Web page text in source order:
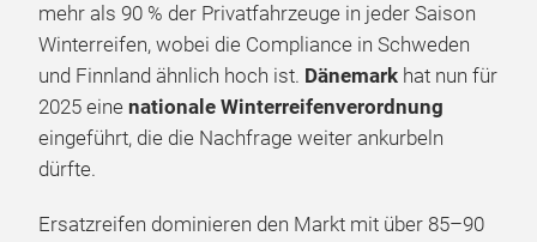
mehr als 90 % der Privatfahrzeuge in jeder Saison
Winterreifen, wobei die Compliance in Schweden
und Finnland ähnlich hoch ist. Dänemark hat nun für
2025 eine nationale Winterreifenverordnung
eingeführt, die die Nachfrage weiter ankurbeln
dürfte.
Ersatzreifen dominieren den Markt mit über 85–90